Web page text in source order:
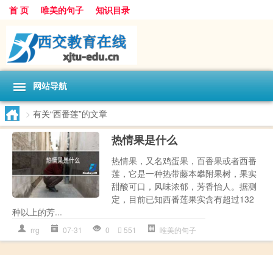
首 页 唯美的句子 知识目录
网站导航
> 有关“西番莲”的文章
热情果是什么
热情果，又名鸡蛋果，百香果或者西番
莲，它是一种热带藤本攀附果树，果实
甜酸可口，风味浓郁，芳香怡人。据测
定，目前已知西番莲果实含有超过132
种以上的芳...
rrg 07-31 0 551 唯美的句子